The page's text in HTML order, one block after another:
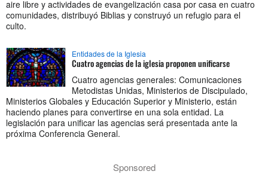
aire libre y actividades de evangelización casa por casa en cuatro
comunidades, distribuyó Biblias y construyó un refugio para el
culto.
Entidades de la Iglesia
Cuatro agencias de la iglesia proponen unificarse
Cuatro agencias generales: Comunicaciones
Metodistas Unidas, Ministerios de Discipulado,
Ministerios Globales y Educación Superior y Ministerio, están
haciendo planes para convertirse en una sola entidad. La
legislación para unificar las agencias será presentada ante la
próxima Conferencia General.
Sponsored